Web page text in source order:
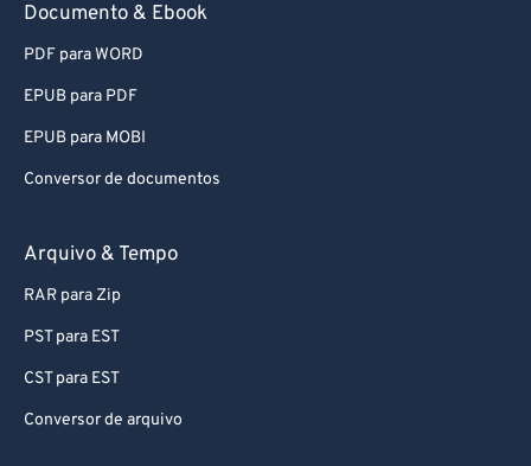
Documento & Ebook
PDF para WORD
EPUB para PDF
EPUB para MOBI
Conversor de documentos
Arquivo & Tempo
RAR para Zip
PST para EST
CST para EST
Conversor de arquivo